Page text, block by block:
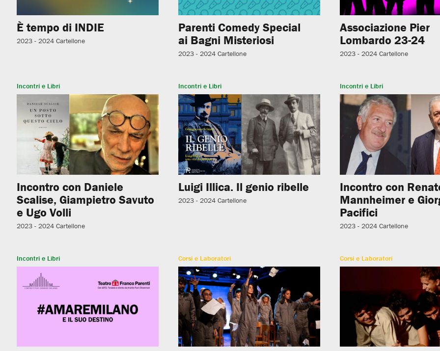
È tempo di INDIE
2023 - 2024 Cartellone
Parenti Comedy Special
ai Bagni Misteriosi
2023 - 2024 Cartellone
Associazione Pier
Lombardo 23-24
2023 - 2024 Cartellone
Incontri e Libri
Incontro con Daniele
Scalise, Giampietro Savuto
e Ugo Volli
2023 - 2024 Cartellone
Incontri e Libri
Luigi Illica. Il genio ribelle
2023 - 2024 Cartellone
Incontri e Libri
Incontro con
Mannheimer e
Pacifici
2023 - 2024 Cartellone
Incontri e Libri Corsi e Laboratori Corsi e Laboratori